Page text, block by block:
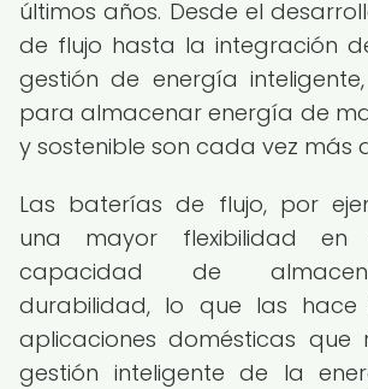
últimos años. Desde el
de flujo hasta la integración
gestión de energía
para almacenar energía de
y sostenible son cada vez más
Las baterías de flujo, por
una mayor flexibilidad en
capacidad de
durabilidad, lo que las hace
aplicaciones domésticas que
gestión inteligente de la